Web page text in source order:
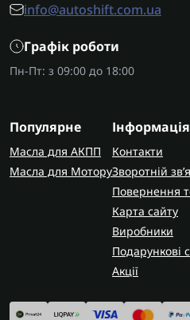
info@autoshift.com.ua
Графік роботи
Пн-Пт: з 09:00 до 18:00
Популярне
Масла для АКПП
Масла для Мотору
Інформація
Контакти
Зворотній
Повернення
Карта сайту
Виробники
Подарункові
Акції